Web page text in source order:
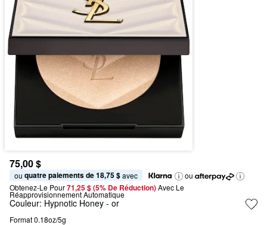
75,00 $
ou quatre paiements de 18,75 $ avec
ou
Obtenez-Le Pour71,25 $ (5% De Réduction) Avec Le
Réapprovisionnement Automatique
Couleur: Hypnotic Honey - or
Format 0.18oz/5g